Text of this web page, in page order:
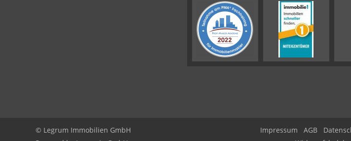
© Legrum Immobilien GmbH
Impressum AGB